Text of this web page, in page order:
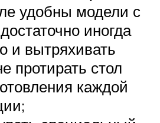
удобны модели с
иногда
и вытряхивать
протирать стол
каждой